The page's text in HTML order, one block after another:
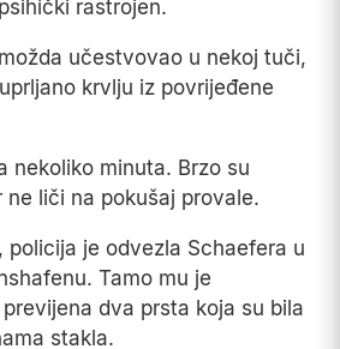
rastrojen.
učestvovao u nekoj tuči,
krvlju iz povrijeđene
nekoliko minuta. Brzo su
ne liči na pokušaj provale.
policija je odvezla Schaefera u
Tamo mu je
dva prsta koja su bila
stakla.